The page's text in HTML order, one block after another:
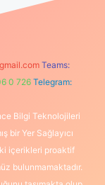
Teams:
0 726 Telegram:
Bilgi Teknolojileri
bir Yer Sağlayıcı
içerikleri proaktif
bulunmamaktadır.